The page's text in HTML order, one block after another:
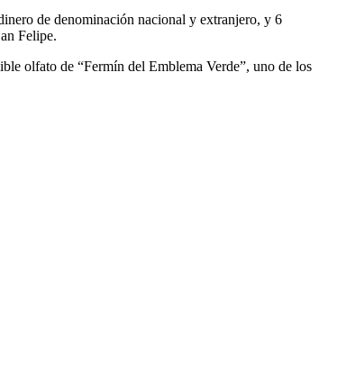
de denominación nacional y extranjero, y 6
Felipe.
olfato de “Fermín del Emblema Verde”, uno de los